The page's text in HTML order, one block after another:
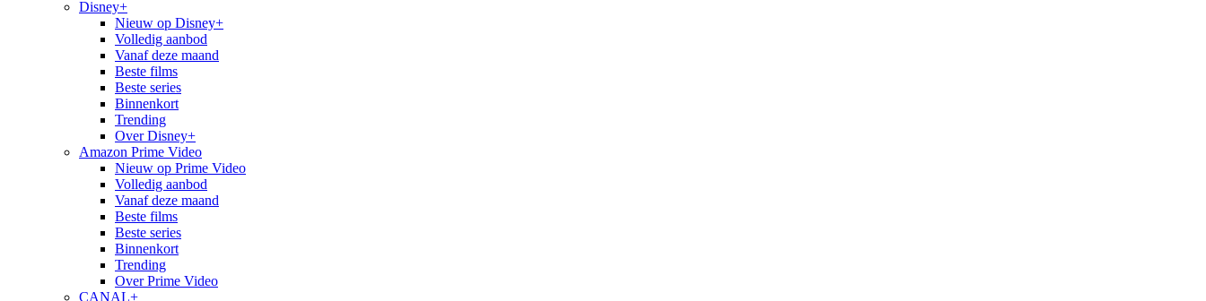
Disney+
Nieuw op Disney+
Volledig aanbod
Vanaf deze maand
Beste films
Beste series
Binnenkort
Trending
Over Disney+
Amazon Prime Video
Nieuw op Prime Video
Volledig aanbod
Vanaf deze maand
Beste films
Beste series
Binnenkort
Trending
Over Prime Video
CANAL+